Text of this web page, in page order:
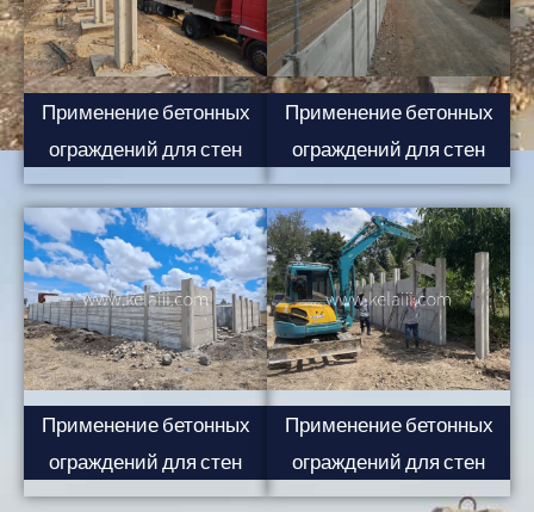
Применение бетонных
ограждений для стен
Применение бетонных
ограждений для стен
Применение бетонных
ограждений для стен
Применение бетонных
ограждений для стен